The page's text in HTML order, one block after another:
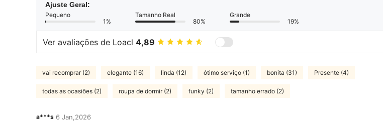
Ajuste Geral:
Pequeno
1%
Tamanho Real
80%
Grande
19%
Ver avaliações de Loacl 4,89
vai recomprar (2) elegante (16) linda (12) ótimo serviço (1) bonita (31) Presente (4)
todas as ocasiões (2) roupa de dormir (2) funky (2) tamanho errado (2)
a***s 6 Jan,2026